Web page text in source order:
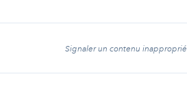
Signaler un contenu inapproprié